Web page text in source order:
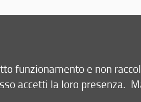
funzionamento e non
accetti la loro presenza.